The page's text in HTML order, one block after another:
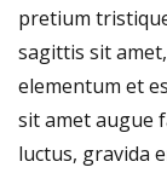
pretium
sagittis sit
elementum et
sit amet augue
luctus, gravida